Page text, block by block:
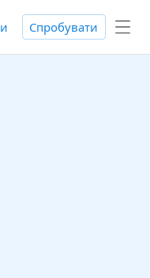
Спробувати